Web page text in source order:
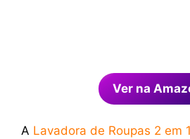
Ver na
A Lavadora de Roupas 2 em